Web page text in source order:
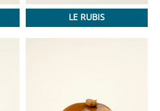
LE RUBIS